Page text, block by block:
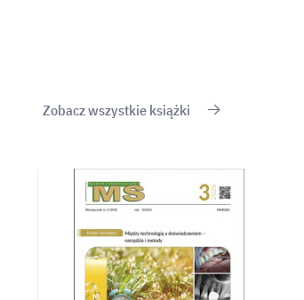
Zobacz wszystkie książki